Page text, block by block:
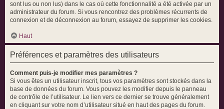
sont lus ou non lus) dans le cas où cette fonctionnalité a été activée par un
administrateur du forum. Si vous rencontrez des problèmes récurrents de
connexion et de déconnexion au forum, essayez de supprimer les cookies.
Haut
Préférences et paramètres des utilisateurs
Comment puis-je modifier mes paramètres ?
Si vous êtes un utilisateur inscrit, tous vos paramètres sont stockés dans la
base de données du forum. Vous pouvez les modifier depuis le panneau
de contrôle de l’utilisateur. Le lien vers ce dernier se trouve généralement
en cliquant sur votre nom d’utilisateur situé en haut des pages du forum.